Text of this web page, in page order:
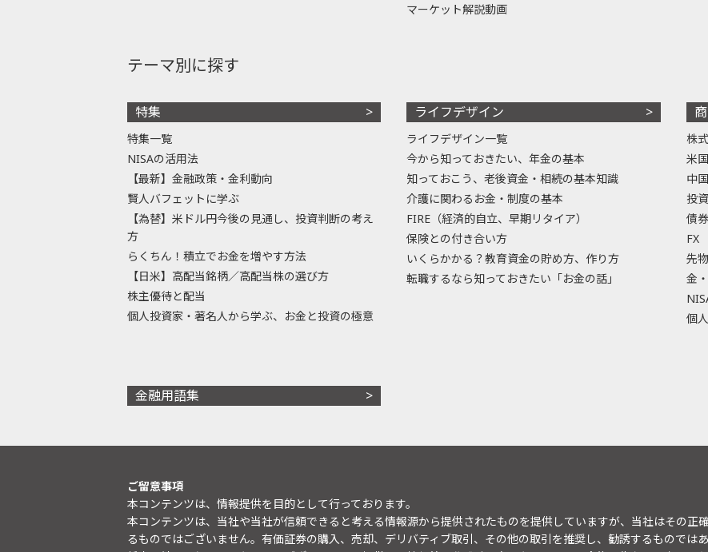
マーケット解説動画
テーマ別に探す
特集
特集一覧
NISAの活用法
【最新】金融政策・金利動向
賢人バフェットに学ぶ
【為替】米ドル円今後の見通し、投資判断の考え
方
らくちん！積立でお金を増やす方法
【日米】高配当銘柄／高配当株の選び方
株主優待と配当
個人投資家・著名人から学ぶ、お金と投資の極意
ライフデザイン
ライフデザイン一覧
今から知っておきたい、年金の基本
知っておこう、老後資金・相続の基本知識
介護に関わるお金・制度の基本
FIRE（経済的自立、早期リタイア）
保険との付き合い方
いくらかかる？教育資金の貯め方、作り方
転職するなら知っておきたい「お金の話」
株式
米
中
投
債券
FX
先
金
個
金融用語集
ご留意事項
本コンテンツは、情報提供を目的として行っております。
本コンテンツは、当社や当社が信頼できると考える情報源から提供されたものを提供していますが、当社はその正
るものではございません。有価証券の購入、売却、デリバティブ取引、その他の取引を推奨し、勧誘するものでは